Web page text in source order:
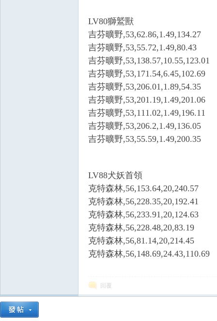
LV80獅鷲獸
吉芬曠野,53,62.86,1.49,134.27
吉芬曠野,53,55.72,1.49,80.43
吉芬曠野,53,138.57,10.55,123.01
吉芬曠野,53,171.54,6.45,102.69
吉芬曠野,53,206.01,1.89,54.35
吉芬曠野,53,201.19,1.49,201.06
吉芬曠野,53,111.02,1.49,196.11
吉芬曠野,53,206.2,1.49,136.05
吉芬曠野,53,55.59,1.49,200.35
LV88犬妖首領
克特森林,56,153.64,20,240.57
克特森林,56,228.35,20,192.41
克特森林,56,233.91,20,124.63
克特森林,56,228.48,20,83.19
克特森林,56,81.14,20,214.45
克特森林,56,148.69,24.43,110.69
回覆